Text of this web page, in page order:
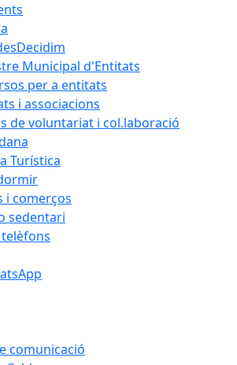
Municipal d'Entitats
per a entitats
i associacions
de voluntariat i col.laboració
Turística
i comerços
sedentari
comunicació